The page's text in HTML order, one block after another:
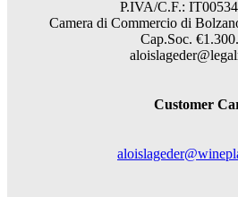
P.IVA/C.F.:
Camera di Commercio di
Cap.Soc.
Customer